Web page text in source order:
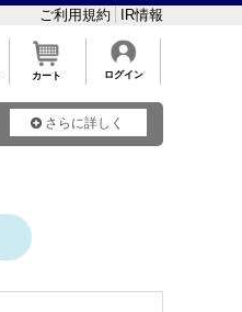
ご利用規約 IR情報
カート ログイン
さらに詳しく